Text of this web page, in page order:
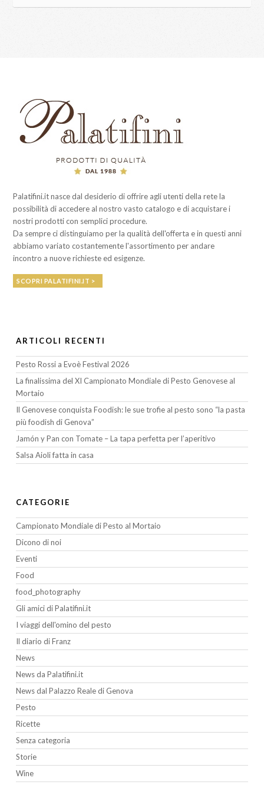
Palatifini.it nasce dal desiderio di offrire agli utenti della rete la
possibilità di accedere al nostro vasto catalogo e di acquistare i
nostri prodotti con semplici procedure.
Da sempre ci distinguiamo per la qualità dell'offerta e in questi anni
abbiamo variato costantemente l'assortimento per andare
incontro a nuove richieste ed esigenze.
SCOPRI PALATIFINI.IT >
ARTICOLI RECENTI
Pesto Rossi a Evoè Festival 2026
La finalissima del XI Campionato Mondiale di Pesto Genovese al
Mortaio
Il Genovese conquista Foodish: le sue trofie al pesto sono “la pasta
più foodish di Genova”
Jamón y Pan con Tomate – La tapa perfetta per l’aperitivo
Salsa Aioli fatta in casa
CATEGORIE
Campionato Mondiale di Pesto al Mortaio
Dicono di noi
Eventi
Food
food_photography
Gli amici di Palatifini.it
I viaggi dell'omino del pesto
Il diario di Franz
News
News da Palatifini.it
News dal Palazzo Reale di Genova
Pesto
Ricette
Senza categoria
Storie
Wine